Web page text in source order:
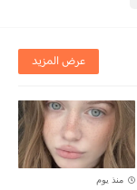
عرض المزيد
منذ يوم